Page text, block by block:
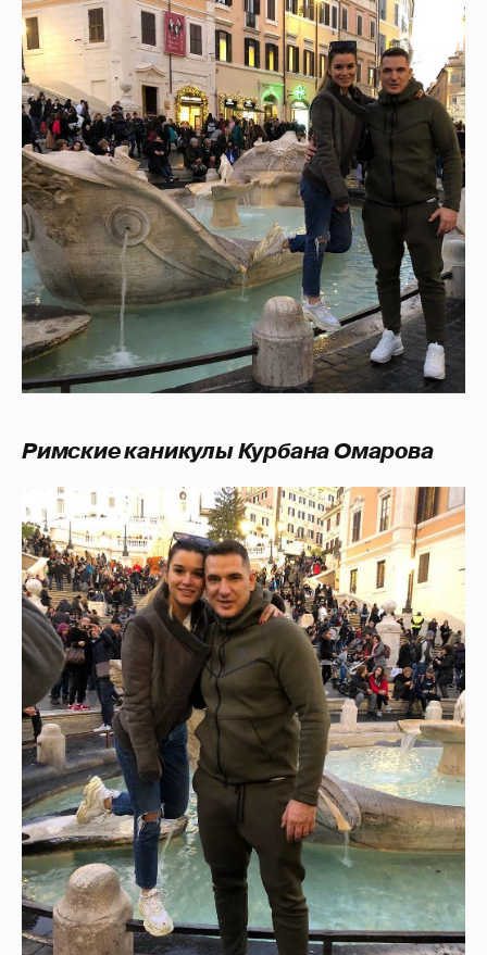
Римские каникулы Курбана Омарова